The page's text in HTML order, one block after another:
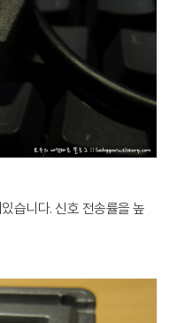
습니다. 신호 전송률을 높